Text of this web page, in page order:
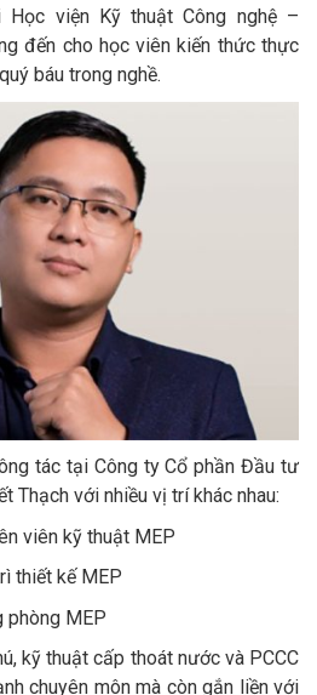
Học viện Kỹ thuật Công nghệ –
đến cho học viên kiến thức thực
báu trong nghề.
tác tại Công ty Cổ phần Đầu tư
Thạch với nhiều vị trí khác nhau:
viên kỹ thuật MEP
thiết kế MEP
phòng MEP
kỹ thuật cấp thoát nước và PCCC
chuyên môn mà còn gắn liền với